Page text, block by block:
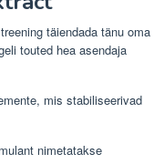
täiendada tänu oma
touted hea asendaja
mis stabiliseerivad
nimetatakse